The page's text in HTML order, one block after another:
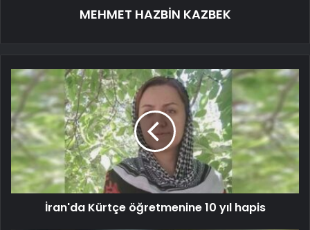
MEHMET HAZBİN KAZBEK
İran'da Kürtçe öğretmenine 10 yıl hapis